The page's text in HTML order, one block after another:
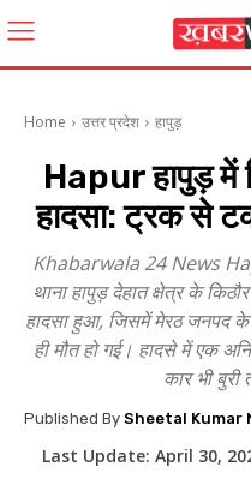
Home उत्तर प्रदेश हापुड़
Hapur हापुड़ में
हादसा: ट्रक से
Khabarwala 24 News
थाना हापुड़ देहात क्षेत्र के
हादसा हुआ, जिसमें मेरठ जनपद के
ही मौत हो गई। हादसे में एक
कार भी
Published By Sheetal Kumar
Last Update: April 30,